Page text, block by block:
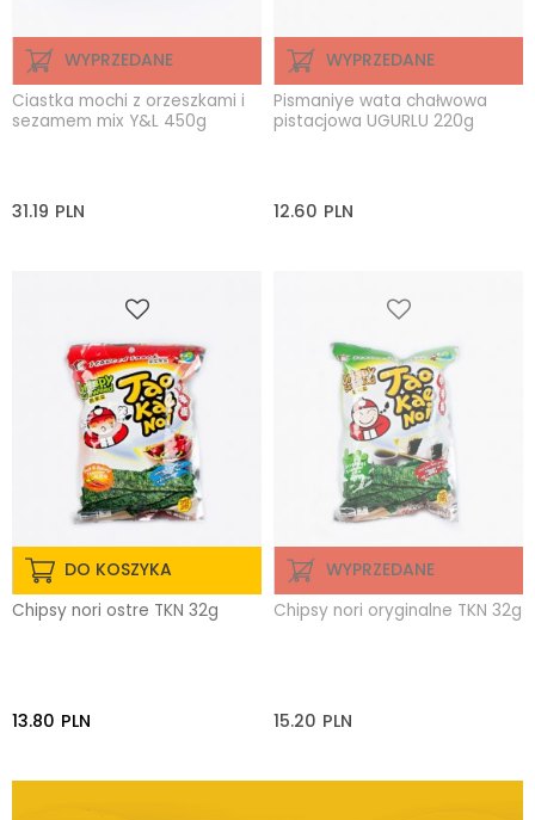
WYPRZEDANE
Ciastka mochi z orzeszkami i
sezamem mix Y&L 450g
31.19 PLN
WYPRZEDANE
Pismaniye wata chałwowa
pistacjowa UGURLU 220g
12.60 PLN
DO KOSZYKA
Chipsy nori ostre TKN 32g
13.80 PLN
WYPRZEDANE
Chipsy nori oryginalne TKN 32g
15.20 PLN